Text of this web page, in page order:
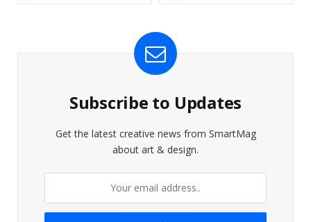
Subscribe to Updates
Get the latest creative news from SmartMag
about art & design.